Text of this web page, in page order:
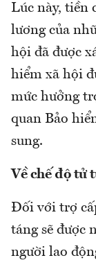
Lúc này, tiền
lương của
hội đã được
hiểm xã hội
mức hưởng
quan Bảo
sung.
Về chế độ tử
Đối với trợ
táng sẽ được
người lao